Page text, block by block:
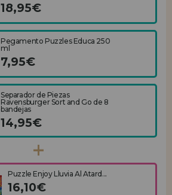
18,95€
Pegamento Puzzles Educa 250
ml
7,95€
Separador de Piezas
Ravensburger Sort and Go de 8
bandejas
14,95€
Puzzle Enjoy Lluvia Al Atard...
16,10€